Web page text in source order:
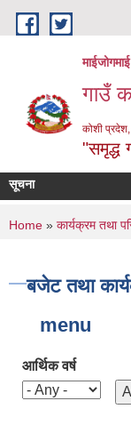
Skip to main content
गाउँ
कोशी
"समृद्ध
सूचना
You are
Home » कार्यक्रम तथा
बजेट तथा
menu
आर्थिक वर्ष